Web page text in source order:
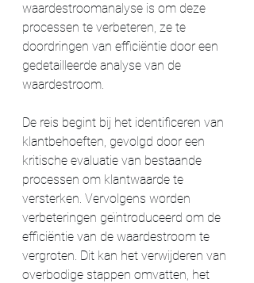
waardestroomanalyse is om deze
processen te verbeteren, ze te
doordringen van efficiëntie door een
gedetailleerde analyse van de
waardestroom.
De reis begint bij het identificeren van
klantbehoeften, gevolgd door een
kritische evaluatie van bestaande
processen om klantwaarde te
versterken. Vervolgens worden
verbeteringen geïntroduceerd om de
efficiëntie van de waardestroom te
vergroten. Dit kan het verwijderen van
overbodige stappen omvatten, het